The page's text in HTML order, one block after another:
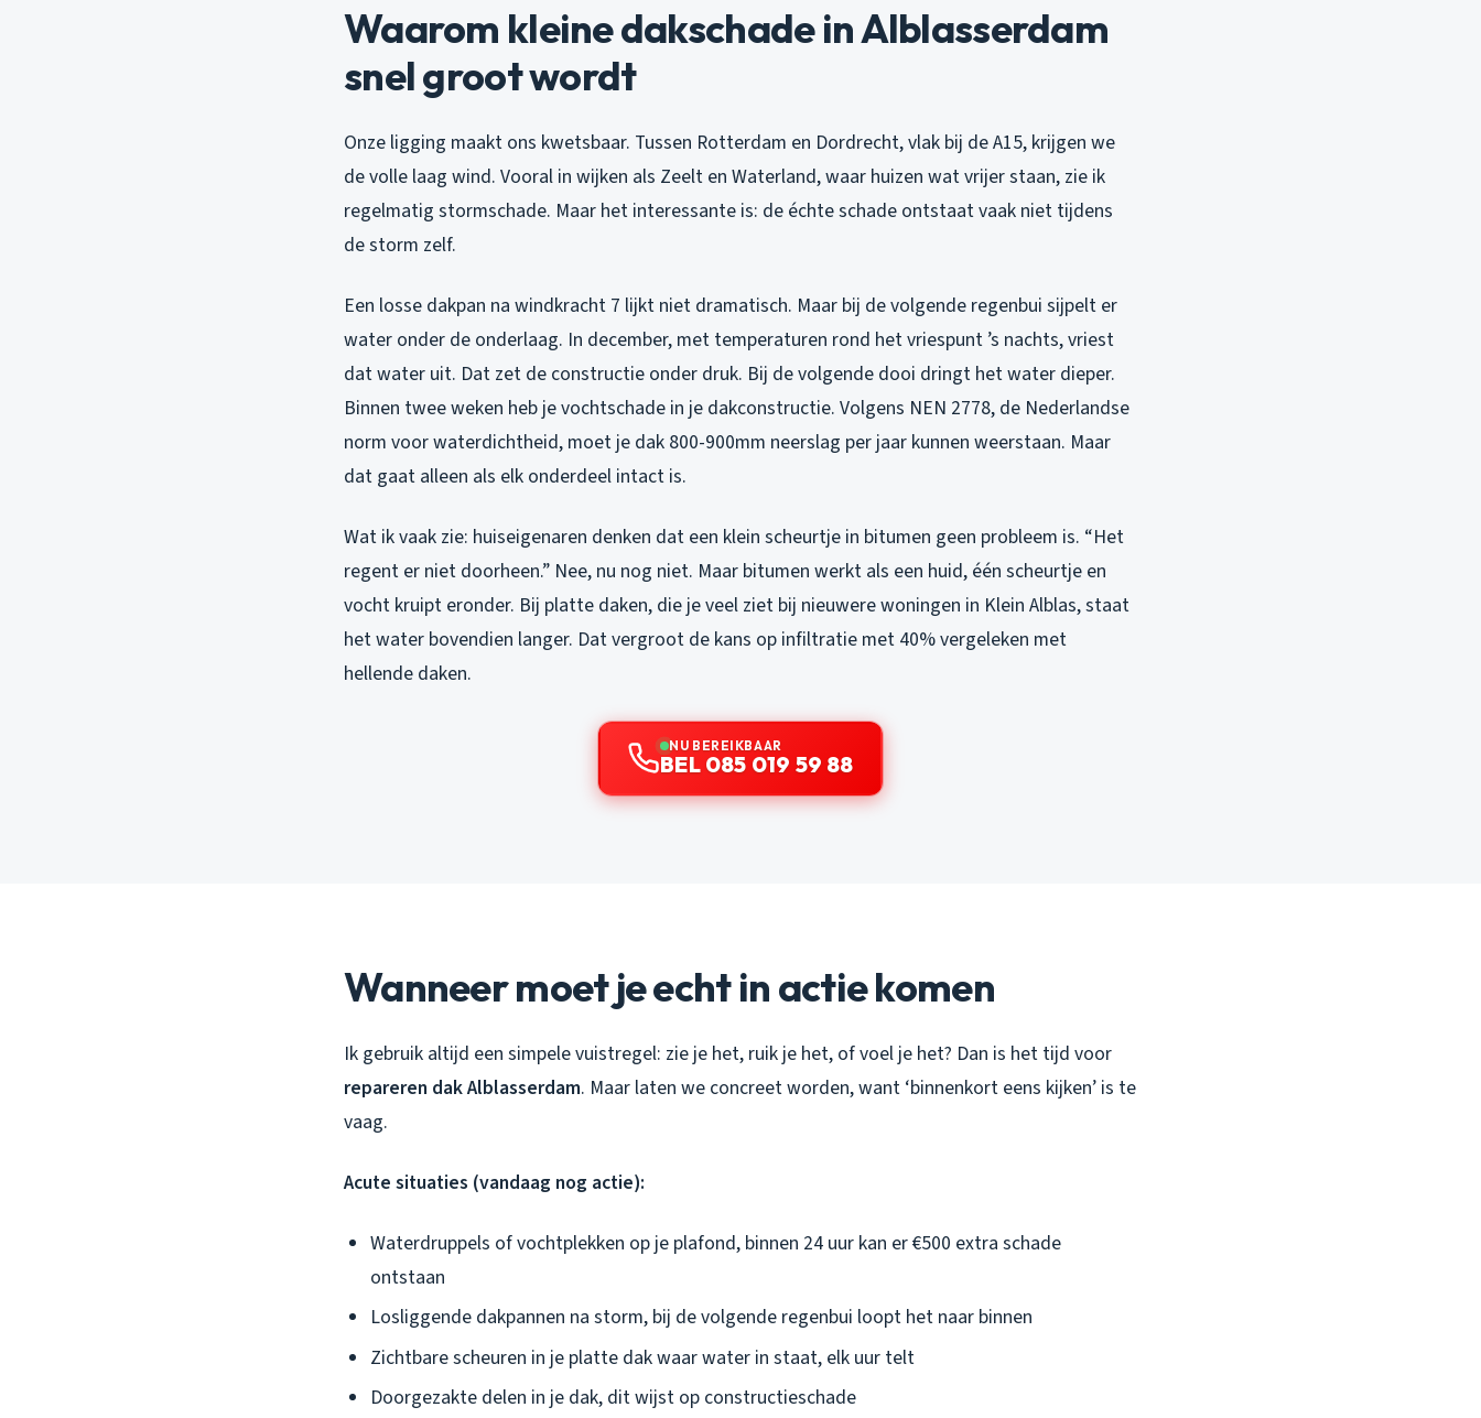
Waarom kleine dakschade in Alblasserdam
snel groot wordt
Onze ligging maakt ons kwetsbaar. Tussen Rotterdam en Dordrecht, vlak bij de A15, krijgen we
de volle laag wind. Vooral in wijken als Zeelt en Waterland, waar huizen wat vrijer staan, zie ik
regelmatig stormschade. Maar het interessante is: de échte schade ontstaat vaak niet tijdens
de storm zelf.
Een losse dakpan na windkracht 7 lijkt niet dramatisch. Maar bij de volgende regenbui sijpelt er
water onder de onderlaag. In december, met temperaturen rond het vriespunt ’s nachts, vriest
dat water uit. Dat zet de constructie onder druk. Bij de volgende dooi dringt het water dieper.
Binnen twee weken heb je vochtschade in je dakconstructie. Volgens NEN 2778, de Nederlandse
norm voor waterdichtheid, moet je dak 800-900mm neerslag per jaar kunnen weerstaan. Maar
dat gaat alleen als elk onderdeel intact is.
Wat ik vaak zie: huiseigenaren denken dat een klein scheurtje in bitumen geen probleem is. “Het
regent er niet doorheen.” Nee, nu nog niet. Maar bitumen werkt als een huid, één scheurtje en
vocht kruipt eronder. Bij platte daken, die je veel ziet bij nieuwere woningen in Klein Alblas, staat
het water bovendien langer. Dat vergroot de kans op infiltratie met 40% vergeleken met
hellende daken.
NU BEREIKBAAR
BEL 085 019 59 88
Wanneer moet je echt in actie komen
Ik gebruik altijd een simpele vuistregel: zie je het, ruik je het, of voel je het? Dan is het tijd voor
repareren dak Alblasserdam. Maar laten we concreet worden, want ‘binnenkort eens kijken’ is te
vaag.
Acute situaties (vandaag nog actie):
Waterdruppels of vochtplekken op je plafond, binnen 24 uur kan er €500 extra schade
ontstaan
Losliggende dakpannen na storm, bij de volgende regenbui loopt het naar binnen
Zichtbare scheuren in je platte dak waar water in staat, elk uur telt
Doorgezakte delen in je dak, dit wijst op constructieschade